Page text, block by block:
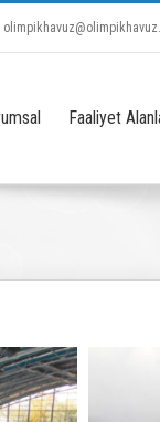
Faaliyet